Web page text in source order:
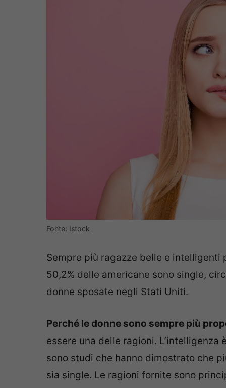
Fonte: Istock
Sempre più ragazze belle e intelligenti
50,2% delle americane sono single,
donne sposate negli Stati Uniti.
Perché le donne sono sempre più
essere una delle ragioni.
sono studi che hanno dimostrato che
sia single. Le ragioni fornite sono